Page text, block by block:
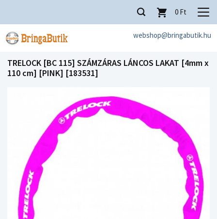
webshop@bringabutik.hu
0 Ft
TRELOCK [BC 115] SZÁMZÁRAS LÁNCOS LAKAT [4mm x
110 cm] [PINK] [183531]